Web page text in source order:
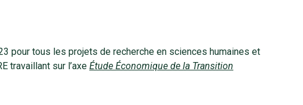
pour tous les projets de recherche en sciences humaines et
travaillant sur l’axe Étude Économique de la Transition